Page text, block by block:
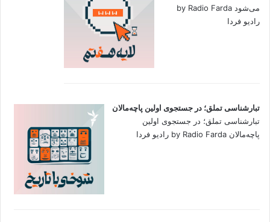
می‌شود by Radio Farda
رادیو فردا
تبارشناسی تملق؛ در جستجوی اولین‌ پاچه‌مالان
تبارشناسی تملق؛ در جستجوی اولین‌
پاچه‌مالان by Radio Farda رادیو فردا